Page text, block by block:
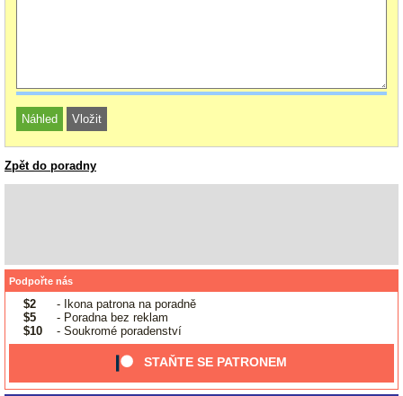
Zpět do poradny
Podpořte nás
$2
- Ikona patrona na poradně
$5
- Poradna bez reklam
$10
- Soukromé poradenství
STAŇTE SE PATRONEM